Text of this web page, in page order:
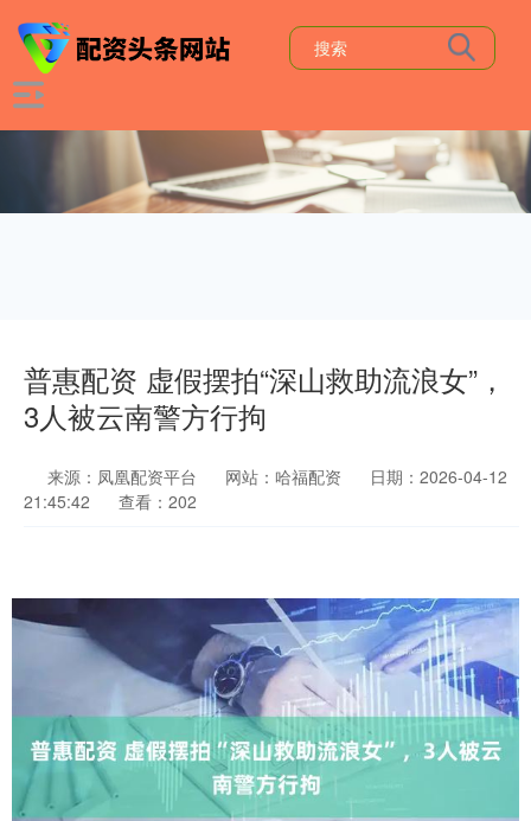
普惠配资 虚假摆拍“深山救助流浪女”，
3人被云南警方行拘
来源：凤凰配资平台 网站：哈福配资
日期：2026-04-12
21:45:42
查看：202